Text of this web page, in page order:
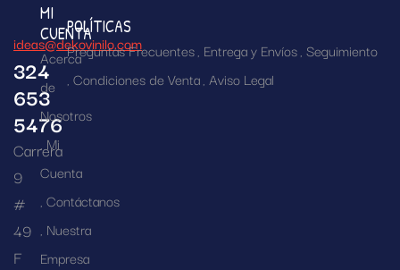
ideas@dekovinilo.com
324
653
5476
Carrera
9
#
49
F
MI
CUENTA
Acerca
de
Nosotros
Mi
Cuenta
Contáctanos
Nuestra
Empresa
POLÍTICAS
Preguntas Frecuentes Entrega y Envíos Seguimiento
Condiciones de Venta Aviso Legal